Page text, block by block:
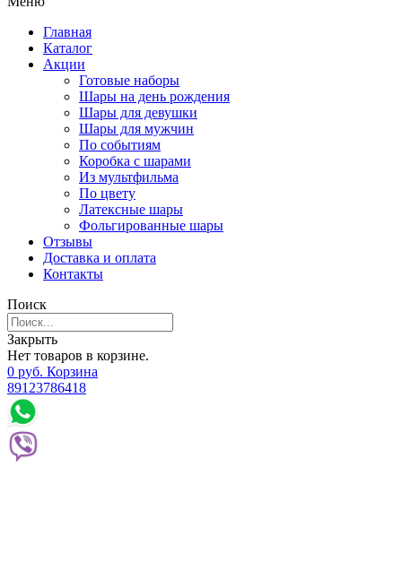
Главная
Каталог
Акции
Готовые наборы
Шары на день рождения
Шары для девушки
Шары для мужчин
По событиям
Коробка с шарами
Из мультфильма
По цвету
Латексные шары
Фольгированные шары
Отзывы
Доставка и оплата
Контакты
Поиск
Закрыть
Нет товаров в корзине.
0 руб. Корзина
89123786418